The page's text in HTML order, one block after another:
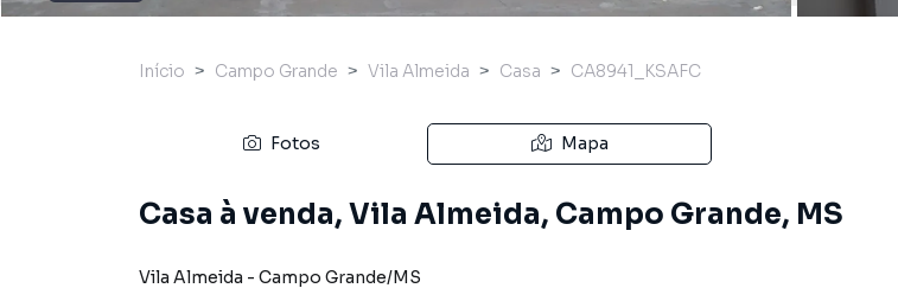
Início Campo Grande Vila Almeida Casa CA8941_KSAFC
Fotos Mapa
Casa à venda, Vila Almeida, Campo Grande, MS
Vila Almeida - Campo Grande/MS